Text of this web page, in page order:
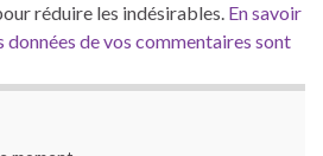
réduire les indésirables. En savoir
données de vos commentaires sont